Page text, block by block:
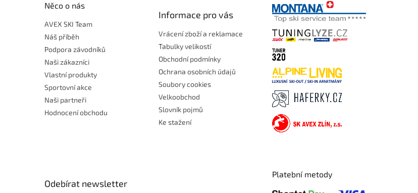
Něco o nás
AVEX SKI Team
Náš příběh
Podpora závodníků
Naši zákazníci
Vlastní produkty
Sportovní akce
Naši partneři
Hodnocení obchodu
Informace pro vás
Vrácení zboží a reklamace
Tabulky velikostí
Obchodní podmínky
Ochrana osobních údajů
Soubory cookies
Velkoobchod
Slovník pojmů
Ke stažení
Odebírat newsletter
Platební metody